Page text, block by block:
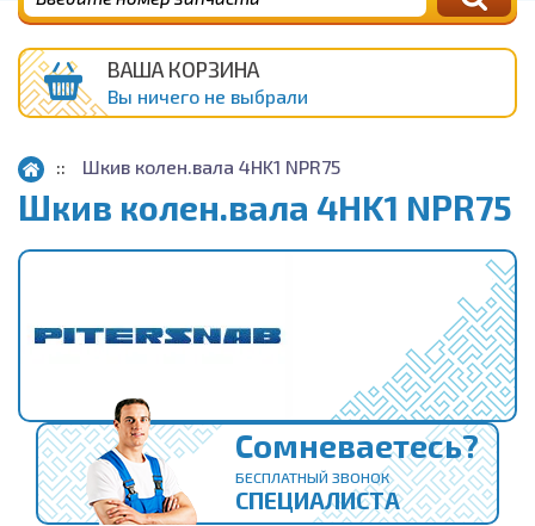
ВАША КОРЗИНА
Вы ничего не выбрали
Шкив колен.вала 4HK1 NPR75
Шкив колен.вала 4HK1 NPR75
Сомневаетесь?
БЕСПЛАТНЫЙ ЗВОНОК
СПЕЦИАЛИСТА